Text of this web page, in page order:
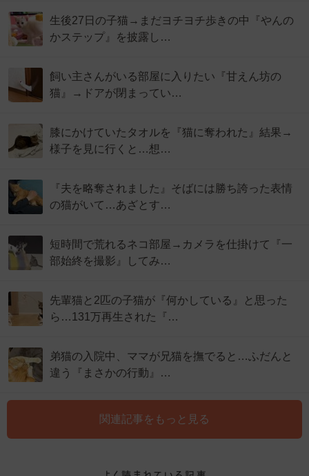
生後27日の子猫→まだヨチヨチ歩きの中『やんの
かステップ』を披露し…
飼い主さんがいる部屋に入りたい『甘えん坊の
猫』→ドアが閉まってい…
膝にかけていたタオルを『猫に奪われた』結果→
様子を見に行くと…想…
『夫を略奪されました』そばには勝ち誇った表情
の猫がいて…あざとす…
短時間で荒れるネコ部屋→カメラを仕掛けて『一
部始終を撮影』してみ…
先輩猫と2匹の子猫が『何かしている』と思った
ら…131万再生された『…
弟猫の入院中、ママが兄猫を撫でると…ふだんと
違う『まさかの行動』…
関連記事をもっと見る